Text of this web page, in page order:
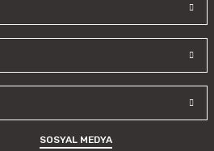
SOSYAL MEDYA